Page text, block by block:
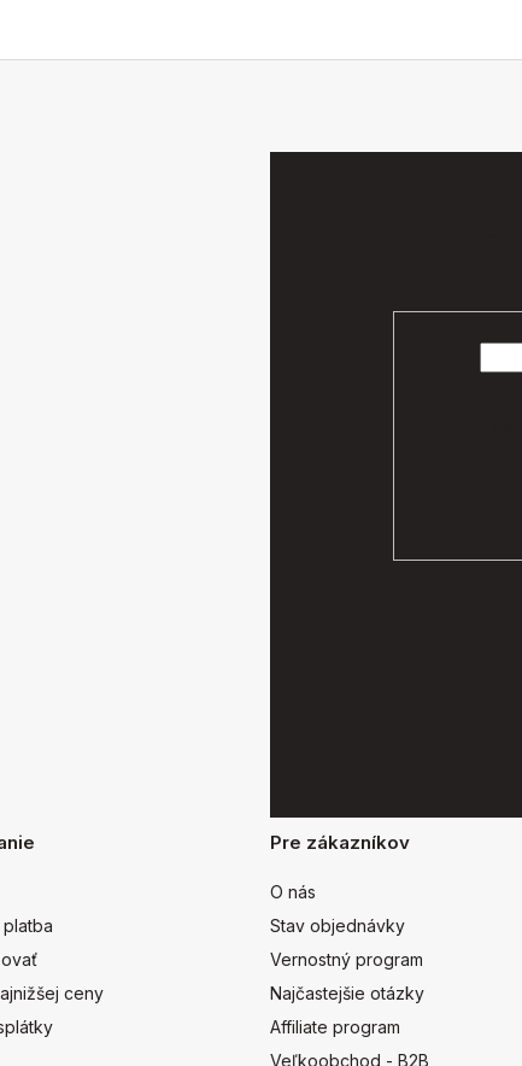
ceny
Pre zákazníkov
O nás
Stav objednávky
Vernostný program
Najčastejšie otázky
Affiliate program
Veľkoobchod - B2B